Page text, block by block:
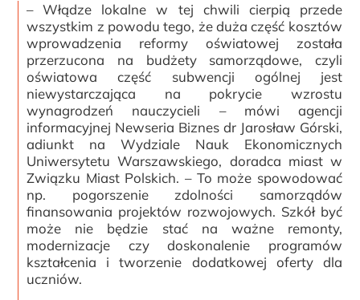
– Włądze lokalne w tej chwili cierpią przede
wszystkim z powodu tego, że duża część kosztów
wprowadzenia reformy oświatowej została
przerzucona na budżety samorządowe, czyli
oświatowa część subwencji ogólnej jest
niewystarczająca na pokrycie wzrostu
wynagrodzeń nauczycieli – mówi agencji
informacyjnej Newseria Biznes dr Jarosław Górski,
adiunkt na Wydziale Nauk Ekonomicznych
Uniwersytetu Warszawskiego, doradca miast w
Związku Miast Polskich. – To może spowodować
np. pogorszenie zdolności samorządów
finansowania projektów rozwojowych. Szkół być
może nie będzie stać na ważne remonty,
modernizacje czy doskonalenie programów
kształcenia i tworzenie dodatkowej oferty dla
uczniów.